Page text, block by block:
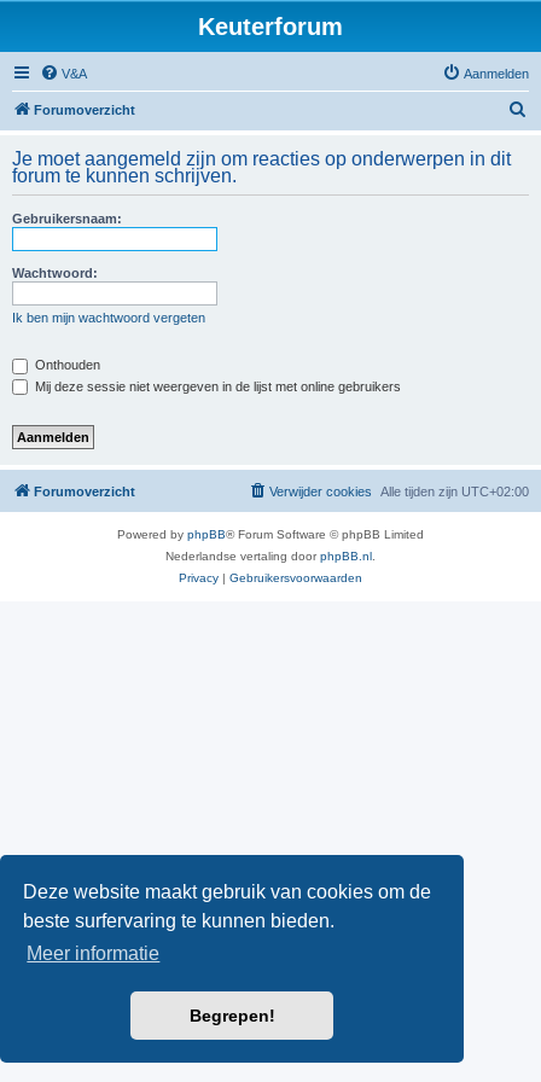
Deze website maakt gebruik van cookies om de
beste surfervaring te kunnen bieden.
Meer informatie
Begrepen!
Keuterforum
V&A Aanmelden
Forumoverzicht
k
Je moet aangemeld zijn om reacties op onderwerpen in dit
forum te kunnen schrijven.
Gebruikersnaam:
Wachtwoord:
Ik ben mijn wachtwoord vergeten
Onthouden
Mij deze sessie niet weergeven in de lijst met online gebruikers
Forumoverzicht Alle tijden zijn UTC+02:00
Verwijder cookies
Powered by phpBB® Forum Software © phpBB Limited
Nederlandse vertaling doorphpBB.nl.
Privacy | Gebruikersvoorwaarden